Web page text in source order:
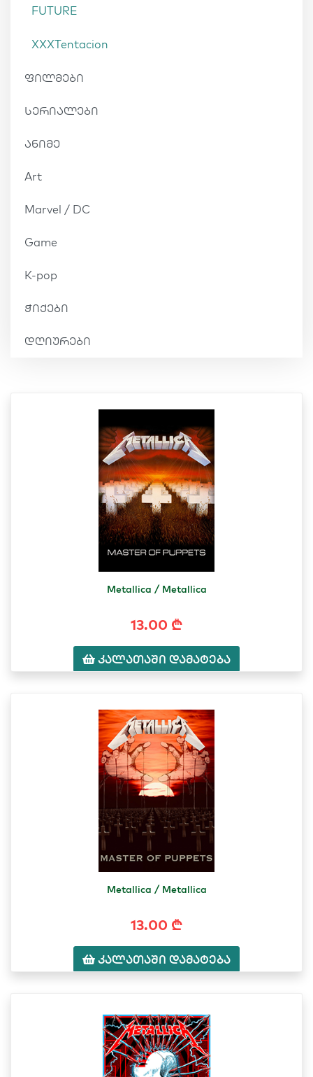
FUTURE
XXXTentacion
ფილმები
სერიალები
ანიმე
Art
Marvel / DC
Game
K-pop
ჭიქები
დღიურები
Metallica / Metallica
13.00 ₾
კალათაში დამატება
Metallica / Metallica
13.00 ₾
კალათაში დამატება